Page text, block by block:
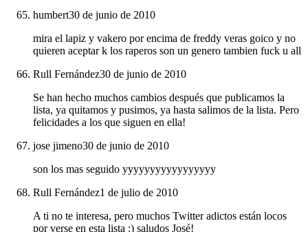
humbert30 de junio de 2010
mira el lapiz y vakero por encima de freddy veras goico y no
quieren aceptar k los raperos son un genero tambien fuck u all
Rull Fernández30 de junio de 2010
Se han hecho muchos cambios después que publicamos la
lista, ya quitamos y pusimos, ya hasta salimos de la lista. Pero
felicidades a los que siguen en ella!
jose jimeno30 de junio de 2010
son los mas seguido yyyyyyyyyyyyyyyyy
Rull Fernández1 de julio de 2010
A ti no te interesa, pero muchos Twitter adictos están locos
por verse en esta lista :) saludos José!